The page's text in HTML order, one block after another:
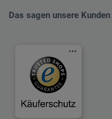
Das sagen unsere Kunden